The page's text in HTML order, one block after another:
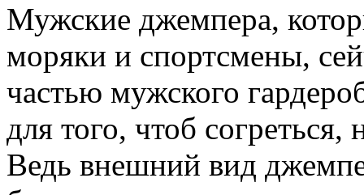
Мужские джемпера,
моряки и спортсмены,
частью мужского
для того, чтоб
Ведь внешний вид